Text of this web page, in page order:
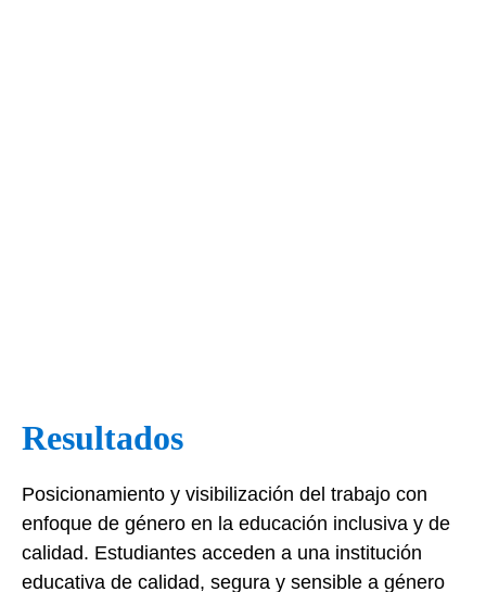
Resultados
Posicionamiento y visibilización del trabajo con
enfoque de género en la educación inclusiva y de
calidad. Estudiantes acceden a una institución
educativa de calidad, segura y sensible a género